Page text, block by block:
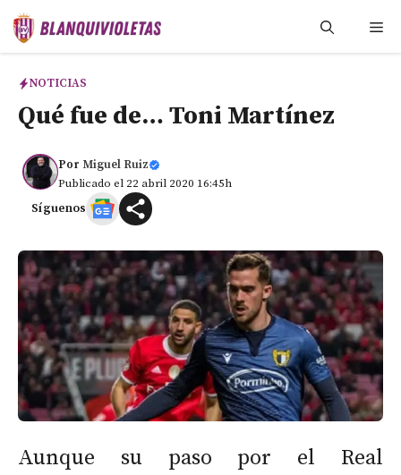
Saltar
NOTICIAS
Qué fue de… Toni Martínez
Por Miguel Ruiz
Publicado el 22 abril 2020 16:45h
Síguenos
Aunque su paso por el Real